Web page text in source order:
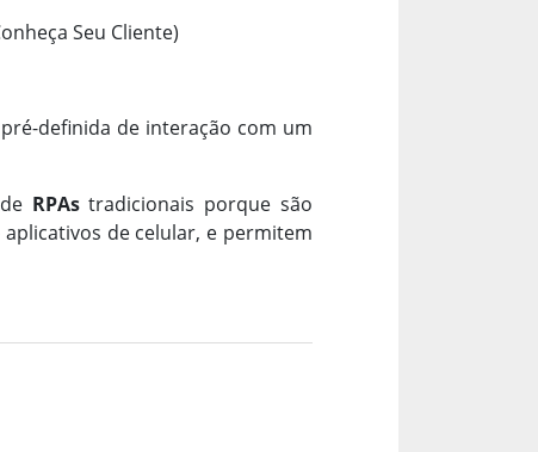
Seu Cliente)
definida de interação com um
RPAstradicionais porque são
de celular, e permitem